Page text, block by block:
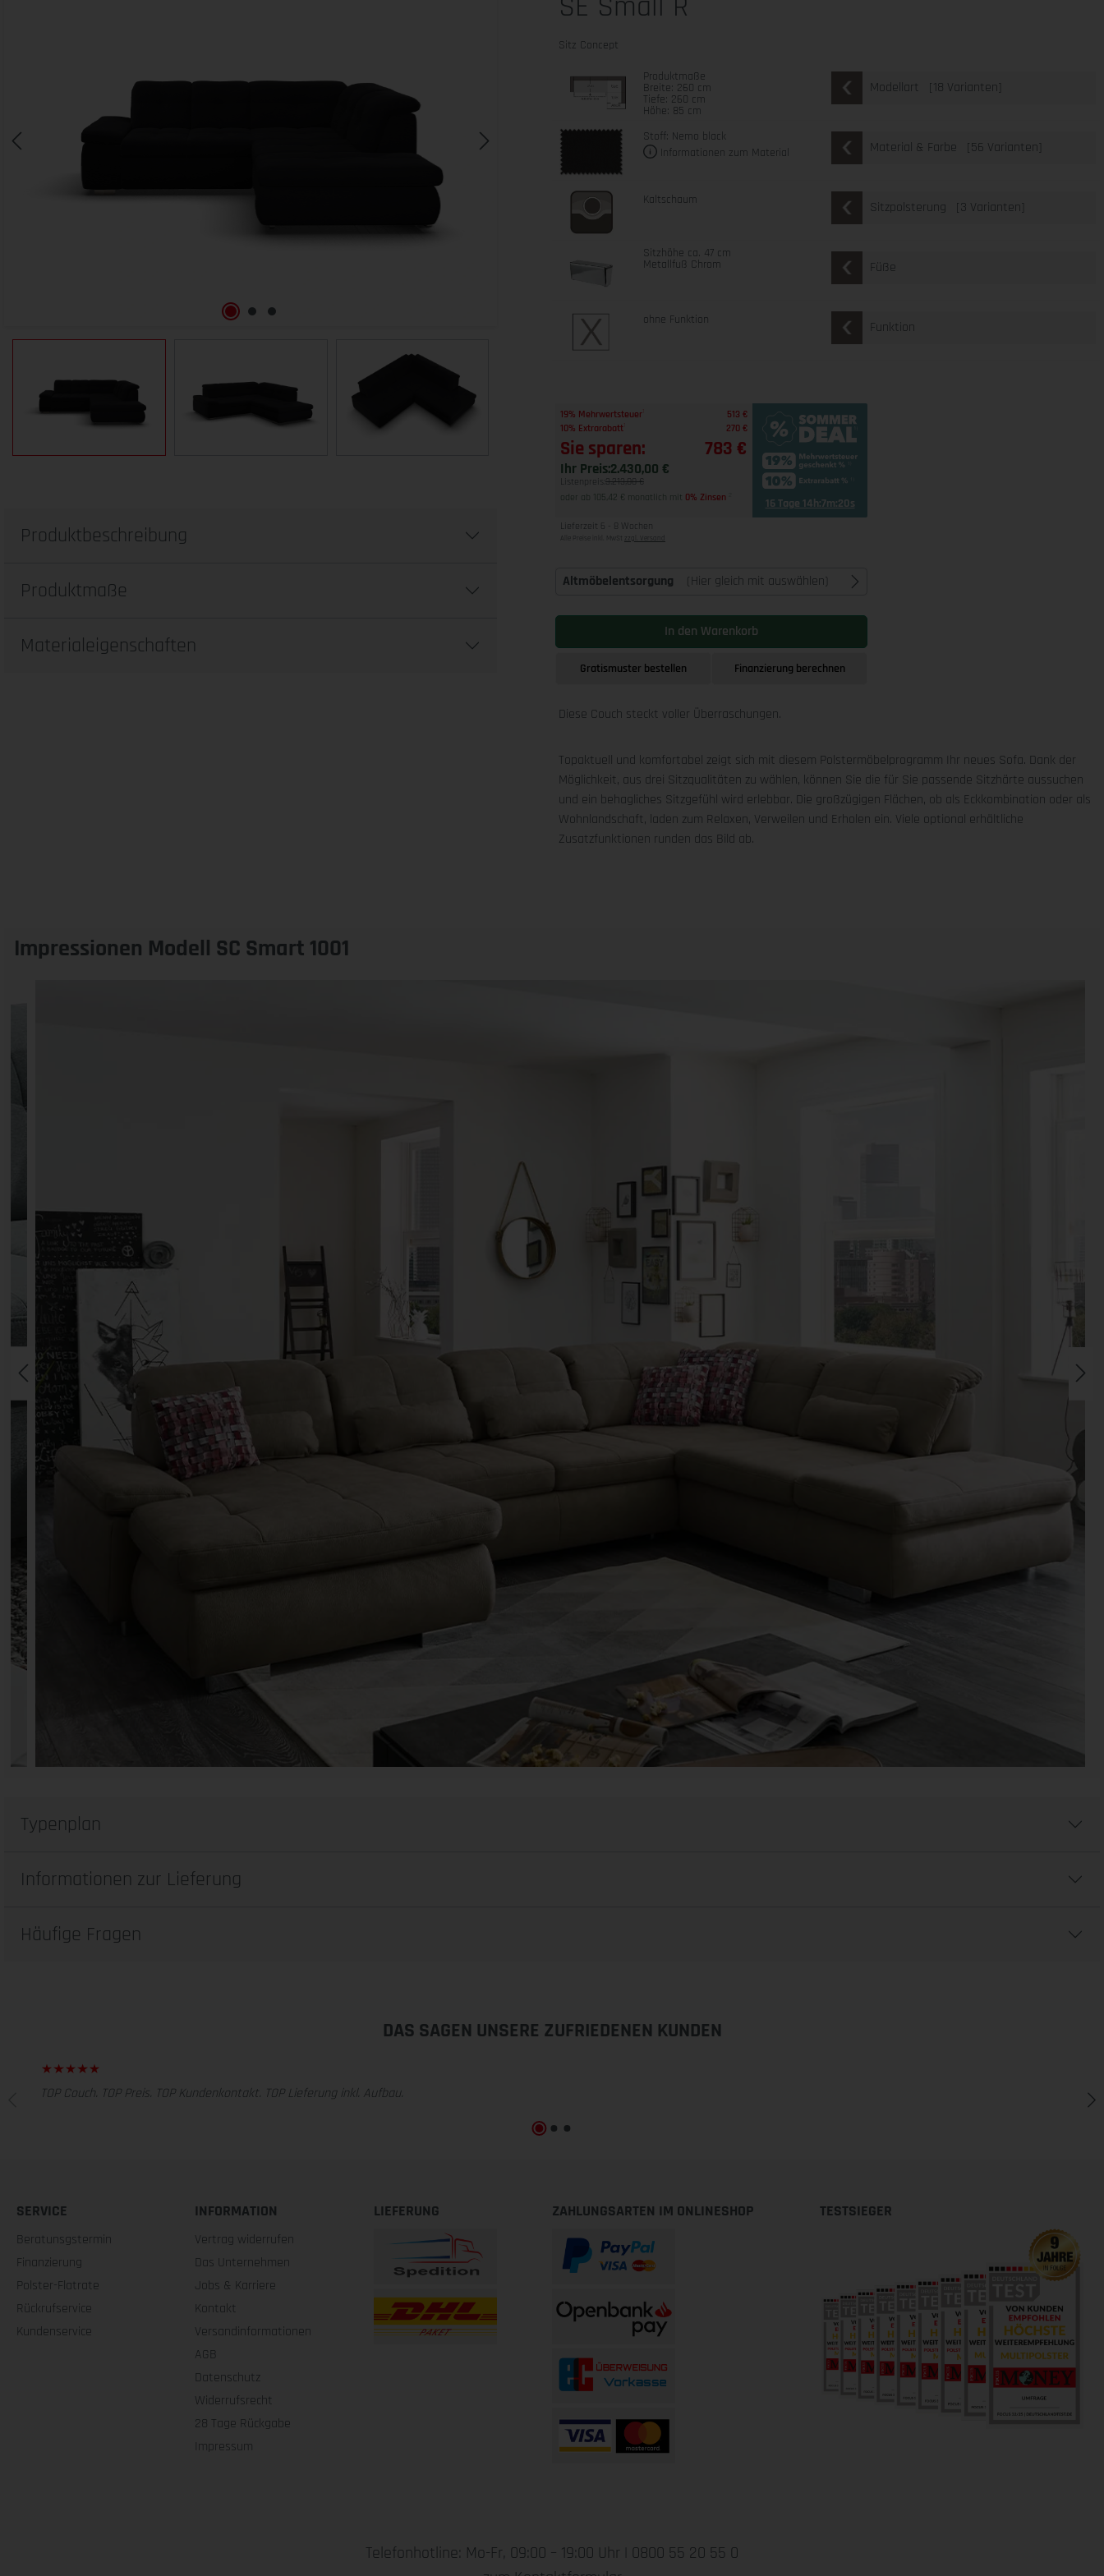
Sitz Concept
Produktmaße
Breite: 260 cm
Tiefe: 260 cm
Höhe: 85 cm
Modellart [18 Varianten]
Stoff: Nemo black
Informationen zum Material
Material & Farbe [56 Varianten]
Kaltschaum Sitzpolsterung [3 Varianten]
Sitzhöhe ca. 47 cm
Metallfuß Chrom Füße
ohne Funktion Funktion
19% Mehrwertsteuer
513 €
10% Extrarabatt
270 €
Sie sparen: 783 €
Ihr Preis:2.430,00 €
Listenpreis: 3.213,00 €
oder ab 105,42 € monatlich mit 0% Zinsen 16 Tage 14h:7m:19s
Lieferzeit 6 - 8 Wochen
Alle Preise inkl. MwSt zzgl. Versand
Altmöbelentsorgung (Hier gleich mit auswählen)
In den Warenkorb
Gratismuster bestellen Finanzierung berechnen
Diese Couch steckt voller Überraschungen.
Topaktuell und komfortabel zeigt sich mit diesem Polstermöbelprogramm Ihr neues Sofa. Dank der
Möglichkeit, aus drei Sitzqualitäten zu wählen, können Sie die für Sie passende Sitzhärte aussuchen
und ein behagliches Sitzgefühl wird erlebbar. Die großzügigen Flächen, ob als Eckkombination oder als
Wohnlandschaft, laden zum Relaxen, Verweilen und Erholen ein. Viele optional erhältliche
Zusatzfunktionen runden das Bild ab.
Produktbeschreibung
Produktmaße
Materialeigenschaften
Impressionen Modell SC Smart 1001
Typenplan
Informationen zur Lieferung
Häufige Fragen
DAS SAGEN UNSERE ZUFRIEDENEN KUNDEN
TOP Couch. TOP Preis. TOP Kundenkontakt. TOP Lieferung inkl. Aufbau.
SERVICE
Beratunsgstermin
Finanzierung
Polster-Flatrate
Rückrufservice
Kundenservice
INFORMATION
Vertrag widerrufen
Das Unternehmen
Jobs & Karriere
Kontakt
Versandinformationen
AGB
Datenschutz
Widerrufsrecht
28 Tage Rückgabe
Impressum
LIEFERUNG ZAHLUNGSARTEN IM ONLINESHOP TESTSIEGER
Telefonhotline: Mo-Fr, 09:00 – 19:00 Uhr | 0800 55 20 55 0